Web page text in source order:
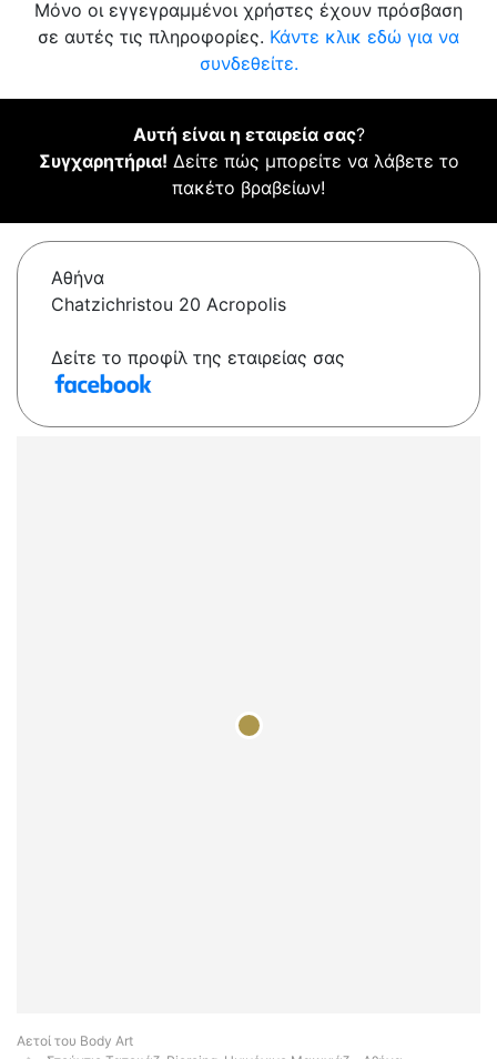
Μόνο οι εγγεγραμμένοι χρήστες έχουν πρόσβαση
σε αυτές τις πληροφορίες. Κάντε κλικ εδώ για να
συνδεθείτε.
Αυτή είναι η εταιρεία σας?
Συγχαρητήρια! Δείτε πώς μπορείτε να λάβετε το
πακέτο βραβείων!
Αθήνα
Chatzichristou 20 Acropolis
Δείτε το προφίλ της εταιρείας σας
Αετοί του Body Art